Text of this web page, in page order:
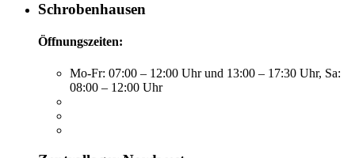
Schrobenhausen
Öffnungszeiten:
Mo-Fr: 07:00 – 12:00 Uhr und 13:00 – 17:30 Uhr, Sa:
08:00 – 12:00 Uhr